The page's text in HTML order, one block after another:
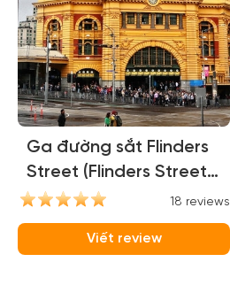
Ga đường sắt Flinders
Street (Flinders Street
Station)
18 reviews
Viết review